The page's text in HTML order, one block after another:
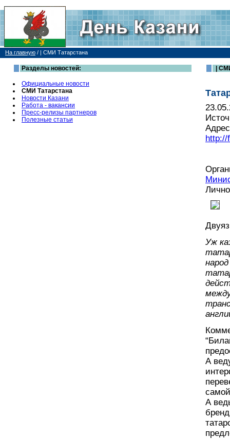
На главную / | СМИ Татарстана
Разделы новостей:
Официальные новости
СМИ Татарстана
Новости Казани
Работа - вакансии
Пресс-релизы партнеров
Полезные статьи
|
http://
Уж
А
А